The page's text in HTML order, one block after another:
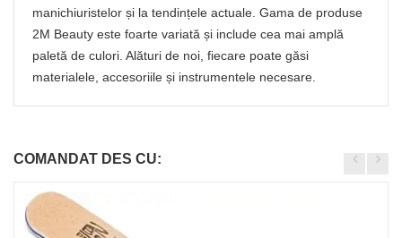
manichiuristelor și la tendințele actuale. Gama de produse
2M Beauty este foarte variată și include cea mai amplă
paletă de culori. Alături de noi, fiecare poate găsi
materialele, accesoriile și instrumentele necesare.
COMANDAT DES CU: